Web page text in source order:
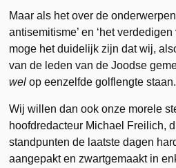
Maar als het over de
antisemitisme’ en ‘het
moge het duidelijk zijn dat wij,
van de leden van de Joodse
wel op eenzelfde golflengte staan.
Wij willen dan ook onze morele
hoofdredacteur Michael Freilich,
standpunten de laatste dagen
aangepakt en zwartgemaakt in